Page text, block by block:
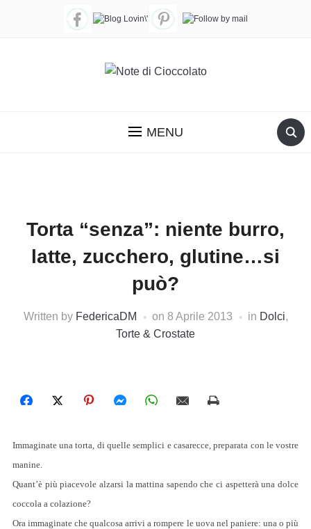
MENU
Torta “senza”: niente burro,
latte, zucchero, glutine…si
può?
Written by FedericaDM on 8 Aprile 2013 in Dolci,
Torte & Crostate
Immaginate una torta, di quelle semplici e casarecce, preparata con le vostre
manine.
Quant’è più piacevole alzarsi la mattina sapendo che ci aspetterà una dolce
coccola a colazione?
Ora immaginate che qualcosa arrivi a rompere le uova nel paniere: una o più